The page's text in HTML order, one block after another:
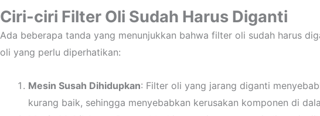
Ciri-ciri Filter Oli Sudah Harus Diganti
Ada beberapa tanda yang menunjukkan bahwa filter oli sudah harus
oli yang perlu diperhatikan:
Mesin Susah Dihidupkan: Filter oli yang jarang diganti
kurang baik, sehingga menyebabkan kerusakan komponen di